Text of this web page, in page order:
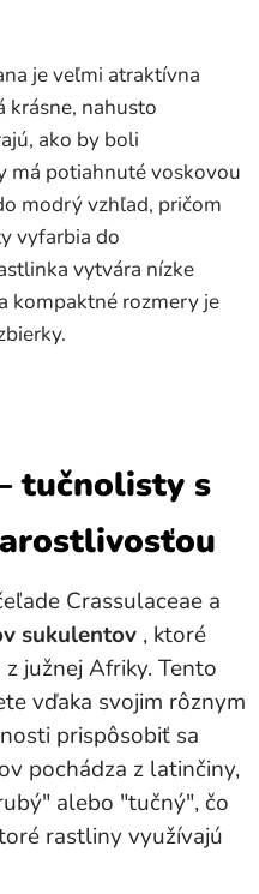
je veľmi atraktívna
krásne, nahusto
ako by boli
má potiahnuté voskovou
modrý vzhľad, pričom
vyfarbia do
vytvára nízke
kompaktné rozmery je
tučnolisty s
Crassulaceae a
sukulentov , ktoré
južnej Afriky. Tento
vďaka svojim rôznym
prispôsobiť sa
pochádza z latinčiny,
alebo "tučný", čo
rastliny využívajú